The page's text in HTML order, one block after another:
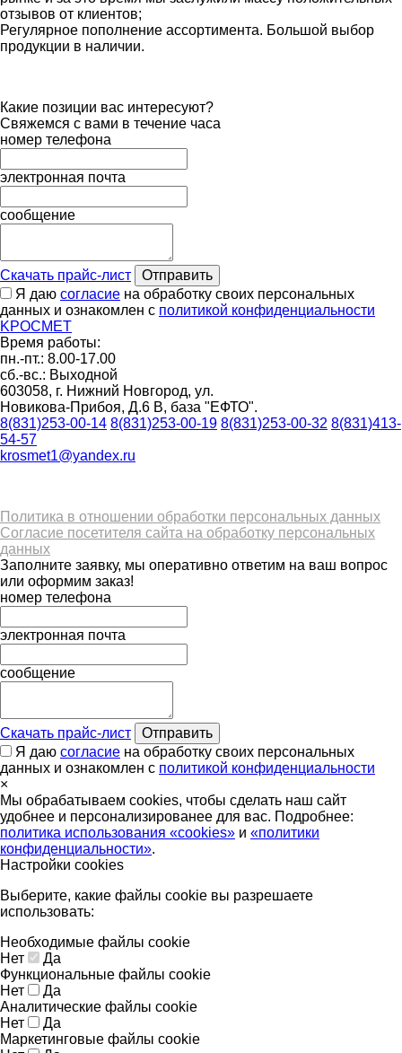
отзывов от клиентов;
Регулярное пополнение ассортимента. Большой выбор
продукции в наличии.
Какие позиции вас интересуют?
Свяжемся с вами в течение часа
номер телефона
электронная почта
сообщение
Скачать прайс-лист
Отправить
Я даю согласие на обработку своих персональных
данных и ознакомлен с политикой конфиденциальности
KРОСМ ЕТ
Время работы:
пн.-пт.: 8.00-17.00
сб.-вс.: Выходной
603058, г. Нижний Новгород, ул.
Новикова-Прибоя, Д.6 В, база "ЕФТО".
8(831)253-00-14 8(831)253-00-19 8(831)253-00-32 8(831)413-
54-57
krosmet1@yandex.ru
Политика в отношении обработки персональных данных
Согласие посетителя сайта на обработку персональных
данных
Заполните заявку, мы оперативно ответим на ваш вопрос
или оформим заказ!
номер телефона
электронная почта
сообщение
Скачать прайс-лист
Отправить
Я даю согласие на обработку своих персональных
данных и ознакомлен с политикой конфиденциальности
×
Мы обрабатываем cookies, чтобы сделать наш сайт
удобнее и персонализированее для вас. Подробнее:
политика использования «cookies» и «политики
конфиденциальности».
Настройки cookies
Выберите, какие файлы cookie вы разрешаете
использовать:
Необходимые файлы cookie
Нет
Да
Функциональные файлы cookie
Нет
Да
Аналитические файлы cookie
Нет
Да
Маркетинговые файлы cookie